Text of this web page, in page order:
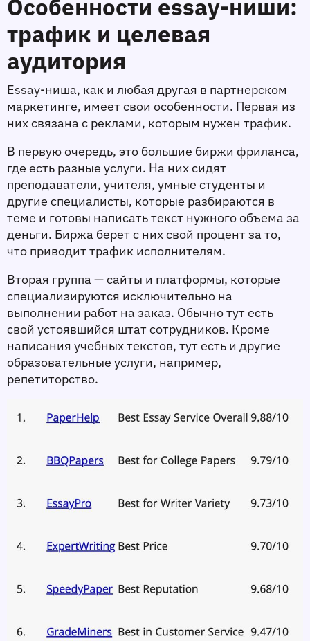
Особенности essay-ниши:
трафик и целевая
аудитория
Essay-ниша, как и любая другая в партнерском
маркетинге, имеет свои особенности. Первая из
них связана с реклами, которым нужен трафик.
В первую очередь, это большие биржи фриланса,
где есть разные услуги. На них cидят
преподаватели, учителя, умные студенты и
другие специалисты, которые разбираются в
теме и готовы написать текст нужного объема за
деньги. Биржа берет с них свой процент за то,
что приводит трафик исполнителям.
Вторая группа — сайты и платформы, которые
специализируются исключительно на
выполнении работ на заказ. Обычно тут есть
свой устоявшийся штат сотрудников. Кроме
написания учебных текстов, тут есть и другие
образовательные услуги, например,
репетиторство.